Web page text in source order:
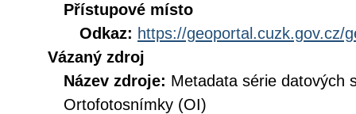
Přístupové místo
Odkaz: https://geoportal.cuzk.gov.cz/
Vázaný zdroj
Název zdroje: Metadata série datových
Ortofotosnímky (OI)